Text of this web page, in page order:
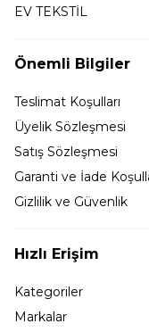
EV TEKSTİL
Önemli Bilgiler
Teslimat Koşulları
Üyelik Sözleşmesi
Satış Sözleşmesi
Garanti ve İade
Gizlilik ve Güvenlik
Hızlı Erişim
Kategoriler
Markalar